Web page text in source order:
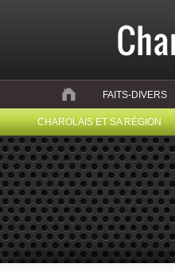
FAITS-DIVERS
CHAROLAIS ET SA RÉGION